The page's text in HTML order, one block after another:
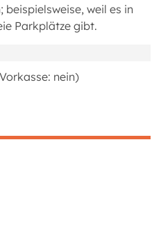
weil es in
Parkplätze gibt.
nein)